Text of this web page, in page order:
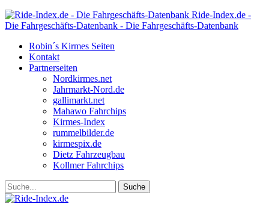
Ride-Index.de -
Die Fahrgeschäfts-Datenbank - Die Fahrgeschäfts-Datenbank
Robin´s Kirmes Seiten
Kontakt
Partnerseiten
Nordkirmes.net
Jahrmarkt-Nord.de
gallimarkt.net
Mahawo Fahrchips
Kirmes-Index
rummelbilder.de
kirmespix.de
Dietz Fahrzeugbau
Kollmer Fahrchips